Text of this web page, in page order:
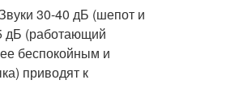
30-40 дБ (шепот и
дБ (работающий
беспокойным и
приводят к